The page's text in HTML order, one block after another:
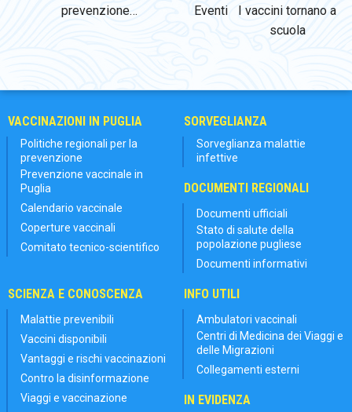
prevenzione…
Eventi
I vaccini tornano a
scuola
VACCINAZIONI IN PUGLIA
Politiche regionali per la
prevenzione
Prevenzione vaccinale in
Puglia
Calendario vaccinale
Coperture vaccinali
Comitato tecnico-scientifico
SORVEGLIANZA
Sorveglianza malattie
infettive
DOCUMENTI REGIONALI
Documenti ufficiali
Stato di salute della
popolazione pugliese
Documenti informativi
SCIENZA E CONOSCENZA
Malattie prevenibili
Vaccini disponibili
Vantaggi e rischi vaccinazioni
Contro la disinformazione
Viaggi e vaccinazione
INFO UTILI
Ambulatori vaccinali
Centri di Medicina dei Viaggi e
delle Migrazioni
Collegamenti esterni
IN EVIDENZA